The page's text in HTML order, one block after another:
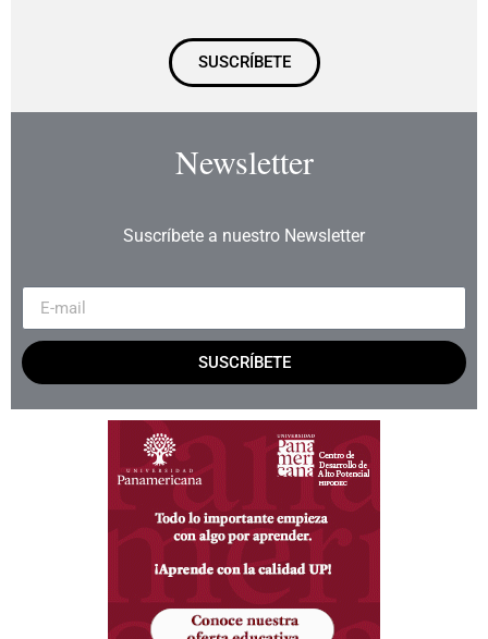
SUSCRÍBETE
Newsletter
Suscríbete a nuestro Newsletter
SUSCRÍBETE